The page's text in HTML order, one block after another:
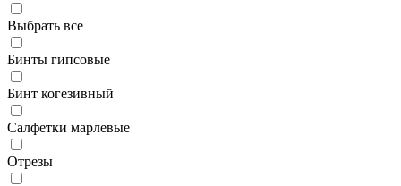
Выбрать все
Бинты гипсовые
Бинт когезивный
Салфетки марлевые
Отрезы